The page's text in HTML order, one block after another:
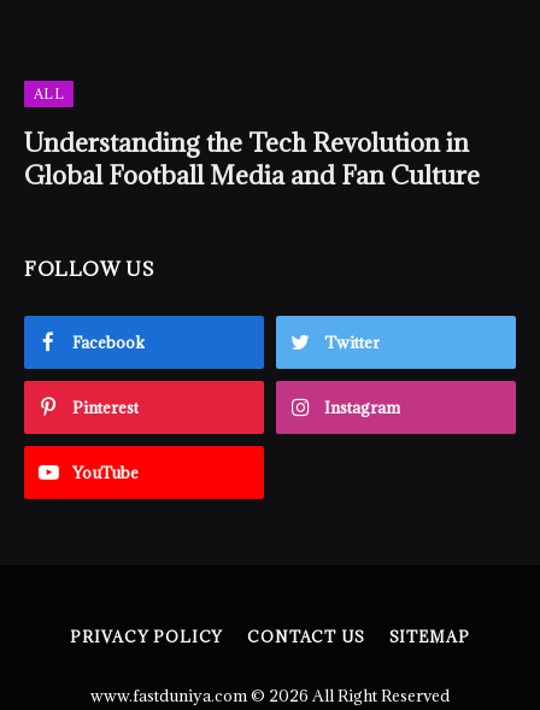
ALL
Understanding the Tech Revolution in
Global Football Media and Fan Culture
FOLLOW US
Facebook Twitter
Pinterest Instagram
YouTube
PRIVACY POLICY CONTACT US SITEMAP
www.fastduniya.com © 2026 All Right Reserved